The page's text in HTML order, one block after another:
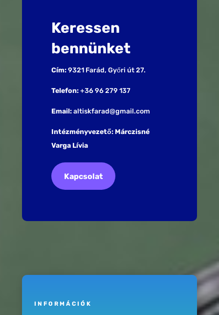
Keressen
bennünket
Cím:9321 Farád, Győri út 27.
Telefon:+36 96 279 137
Email:altiskfarad@gmail.com
Intézményvezető: Márczisné
Varga Lívia
Kapcsolat
INFORMÁCIÓK